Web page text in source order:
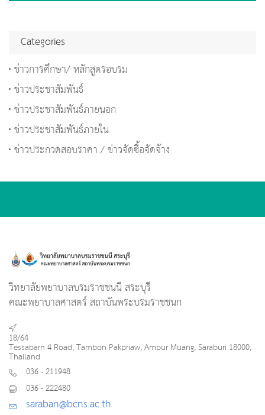
Categories
ข่าวการศึกษา/ หลักสูตรอบรม
ข่าวประชาสัมพันธ์
ข่าวประชาสัมพันธ์ภายนอก
ข่าวประชาสัมพันธ์ภายใน
ข่าวประกวดสอบราคา / ข่าวจัดซื้อจัดจ้าง
วิทยาลัยพยาบาลบรมราชชนนี สระบุรี
คณะพยาบาลศาสตร์ สถาบันพระบรมราชชนก
18/64
Tessabarn 4 Road, Tambon Pakpriaw, Ampur Muang, Saraburi 18000,
Thailand
036 - 211948
036 - 222480
saraban@bcns.ac.th